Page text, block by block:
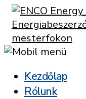
Kezdőlap
Rólunk